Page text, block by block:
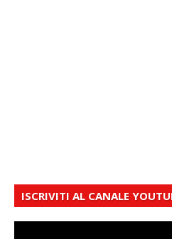
ISCRIVITI AL CANALE